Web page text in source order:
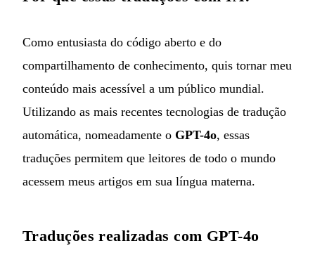
Como entusiasta do código aberto e do
compartilhamento de conhecimento, quis tornar meu
conteúdo mais acessível a um público mundial.
Utilizando as mais recentes tecnologias de tradução
automática, nomeadamente o GPT-4o, essas
traduções permitem que leitores de todo o mundo
acessem meus artigos em sua língua materna.
Traduções realizadas com GPT-4o